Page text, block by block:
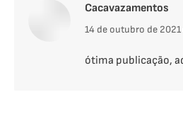
Cacavazamentos
disse:
14 de outubro de 2021
ótima publicação,